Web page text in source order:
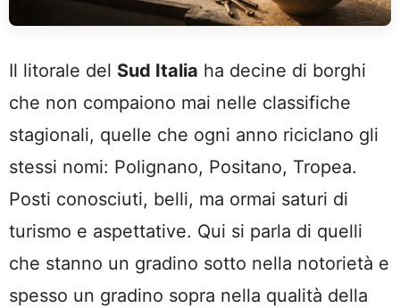
Il litorale del Sud Italia ha decine di borghi
che non compaiono mai nelle classifiche
stagionali, quelle che ogni anno riciclano gli
stessi nomi: Polignano, Positano, Tropea.
Posti conosciuti, belli, ma ormai saturi di
turismo e aspettative. Qui si parla di quelli
che stanno un gradino sotto nella notorietà e
spesso un gradino sopra nella qualità della